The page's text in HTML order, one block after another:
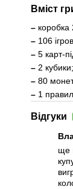
Вміст
–
– 106
– 5 карт-
– 2 кубики;
– 80
– 1
Відгуки
ще